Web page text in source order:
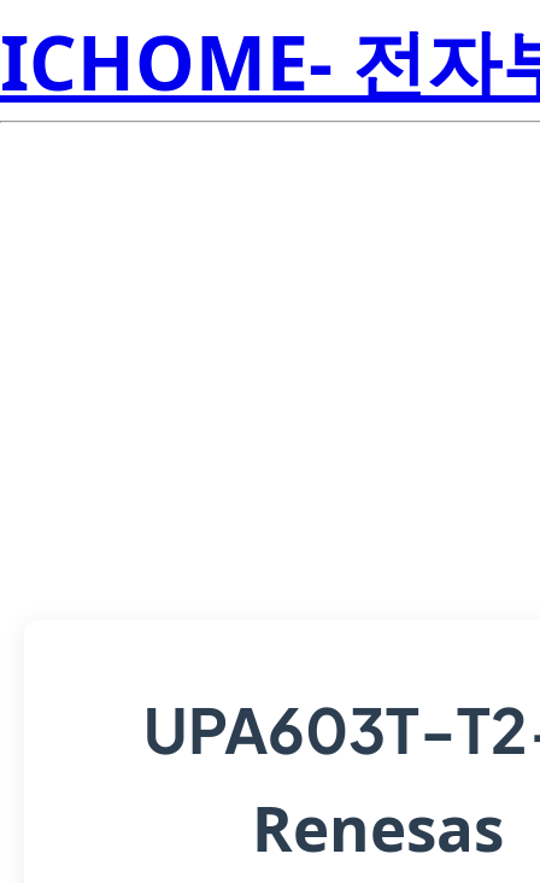
ICHOME- 전자
UPA603T-
Renesas